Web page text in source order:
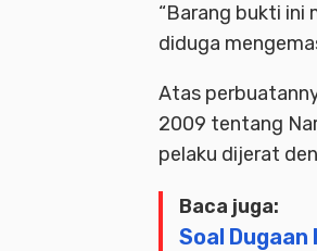
“Barang bukti ini
diduga
Atas
2009 tentang
pelaku dijerat
Baca juga:
Soal Dugaan